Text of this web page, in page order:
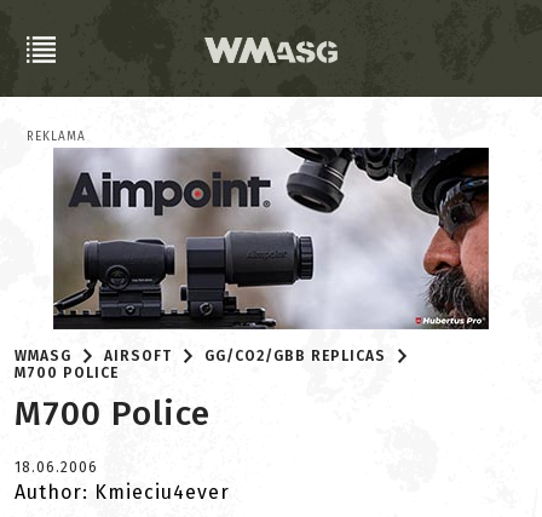
REKLAMA
WMASG AIRSOFT
GG/CO2/GBB REPLICAS
M700 POLICE
M700 Police
18.06.2006
Author: Kmieciu4ever